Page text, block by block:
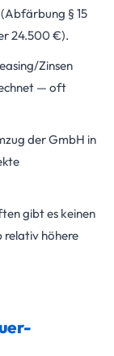
§ 15
24.500 €).
Zinsen
— oft
der GmbH in
gibt es keinen
relativ höhere